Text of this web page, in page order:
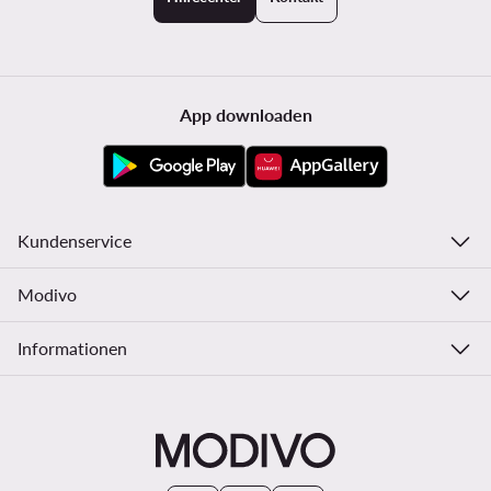
App downloaden
Kundenservice
Modivo
Informationen